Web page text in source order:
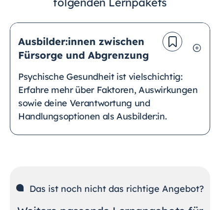
Ausbilder:innen zwischen
Fürsorge und Abgrenzung
Psychische Gesundheit ist vielschichtig:
Erfahre mehr über Faktoren, Auswirkungen
sowie deine Verantwortung und
Handlungsoptionen als Ausbilder:in.
Das ist noch nicht das richtige Angebot?